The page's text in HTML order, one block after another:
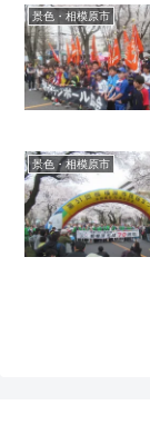
景色・相模原市
景色・相模原市